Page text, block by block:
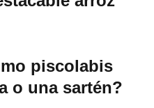
piscolabis
o una sartén?